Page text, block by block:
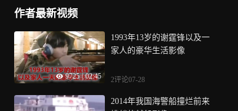
作者最新视频
9725 | 02:45
1993年13岁的谢霆锋以及一
家人的豪华生活影像
2评论07-28
2014年我国海警船撞烂前来